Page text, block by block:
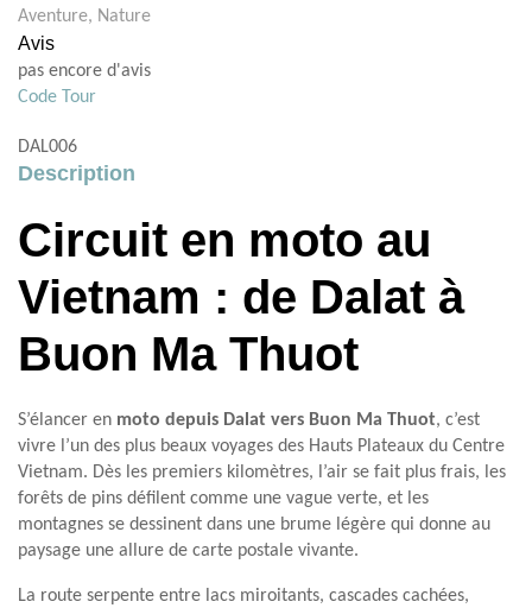
Aventure, Nature
Avis
pas encore d'avis
Code Tour
DAL006
Description
Circuit en moto au
Vietnam : de Dalat à
Buon Ma Thuot
S’élancer en moto depuis Dalat vers Buon Ma Thuot, c’est
vivre l’un des plus beaux voyages des Hauts Plateaux du Centre
Vietnam. Dès les premiers kilomètres, l’air se fait plus frais, les
forêts de pins défilent comme une vague verte, et les
montagnes se dessinent dans une brume légère qui donne au
paysage une allure de carte postale vivante.
La route serpente entre lacs miroitants, cascades cachées,